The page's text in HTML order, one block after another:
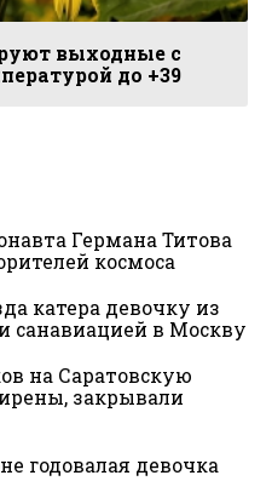
выходные с
до +39
Германа Титова
космоса
катера девочку из
санавиацией в Москву
на Саратовскую
закрывали
годовалая девочка